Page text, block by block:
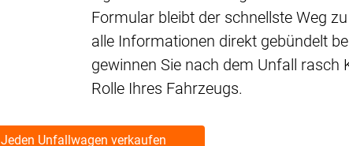
Formular bleibt der schnellste Weg
alle Informationen direkt gebündelt
gewinnen Sie nach dem Unfall rasch
Rolle Ihres Fahrzeugs.
Jeden Unfallwagen verkaufen